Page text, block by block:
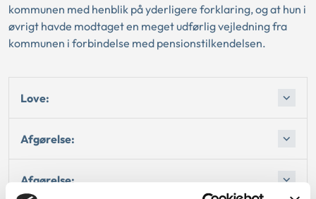
kommunen med henblik på yderligere forklaring, og at hun i
øvrigt havde modtaget en meget udførlig vejledning fra
kommunen i forbindelse med pensionstilkendelsen.
Love:
Afgørelse:
Afgørelse: